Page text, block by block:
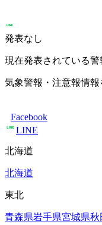
発表なし
現在発表されている警
気象警報・注意報情報
Facebook
LINE
北海道
北海道
東北
青森県岩手県宮城県秋